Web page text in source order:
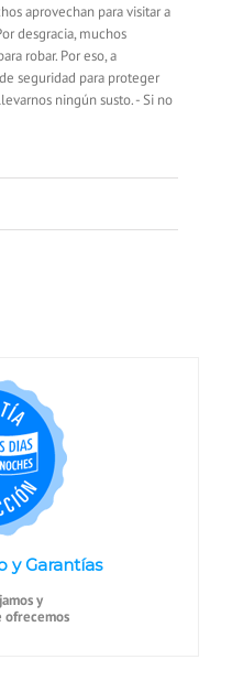
aprovechan para visitar a
desgracia, muchos
robar. Por eso, a
seguridad para proteger
ningún susto. - Si no
y Garantías
y
ofrecemos